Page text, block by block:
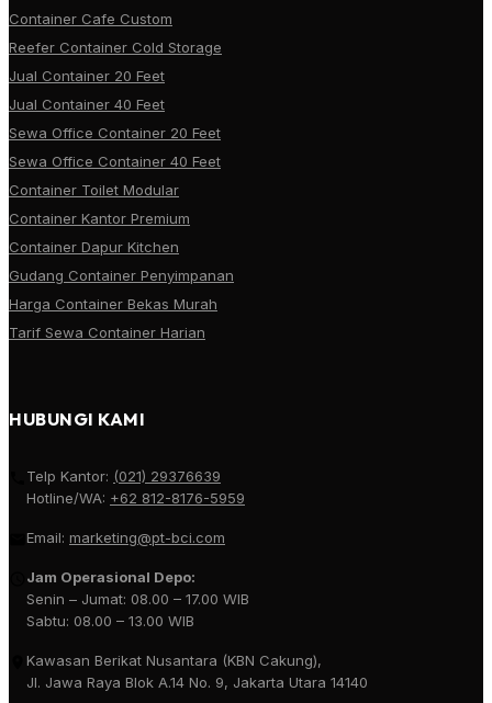
Container Cafe Custom
Reefer Container Cold Storage
Jual Container 20 Feet
Jual Container 40 Feet
Sewa Office Container 20 Feet
Sewa Office Container 40 Feet
Container Toilet Modular
Container Kantor Premium
Container Dapur Kitchen
Gudang Container Penyimpanan
Harga Container Bekas Murah
Tarif Sewa Container Harian
HUBUNGI KAMI
Telp Kantor: (021) 29376639
Hotline/WA: +62 812-8176-5959
Email: marketing@pt-bci.com
Jam Operasional Depo:
Senin – Jumat: 08.00 – 17.00 WIB
Sabtu: 08.00 – 13.00 WIB
Kawasan Berikat Nusantara (KBN Cakung),
Jl. Jawa Raya Blok A.14 No. 9, Jakarta Utara 14140